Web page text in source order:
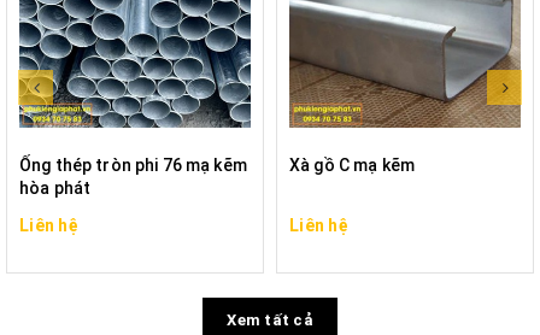
Ống thép tròn phi 76 mạ kẽm
hòa phát
Liên hệ
Xà gồ C mạ kẽm
Liên hệ
Xem tất cả